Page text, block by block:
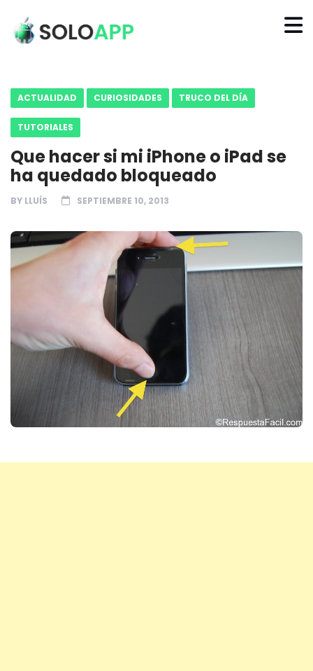
ACTUALIDAD CURIOSIDADES TRUCO DEL DÍA
TUTORIALES
Que hacer si mi iPhone o iPad se
ha quedado bloqueado
BY LLUÍS SEPTIEMBRE 10, 2013